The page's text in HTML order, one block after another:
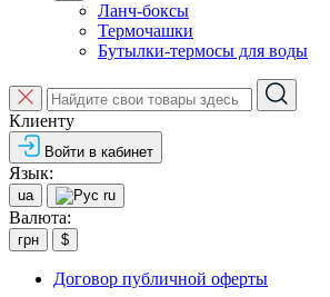
Ланч-боксы
Термочашки
Бутылки-термосы для воды
Клиенту
Войти в кабинет
Язык:
ua ru
Валюта:
грн $
Договор публичной оферты